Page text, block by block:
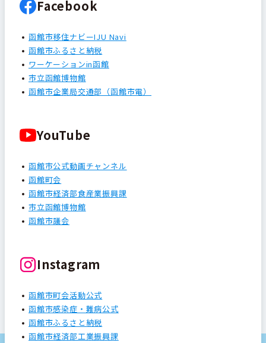
Facebook
函館市移住ナビーIJU Navi
函館市ふるさと納税
ワーケーションin函館
市立函館博物館
函館市企業局交通部（函館市電）
YouTube
函館市公式動画チャンネル
函館町会
函館市経済部食産業振興課
市立函館博物館
函館市議会
Instagram
函館市町会活動公式
函館市感染症・難病公式
函館市ふるさと納税
函館市経済部工業振興課